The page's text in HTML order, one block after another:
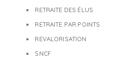
RETRAITE DES ÉLUS
RETRAITE PAR POINTS
REVALORISATION
SNCF